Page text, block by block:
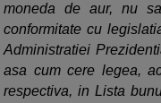
moneda de aur, nu
conformitate cu
Administratiei
asa cum cere legea,
respectiva, in Lista